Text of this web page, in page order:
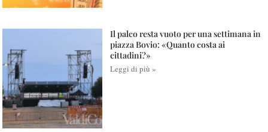
Il palco resta vuoto per una settimana in
piazza Bovio: «Quanto costa ai
cittadini?»
Leggi di più »